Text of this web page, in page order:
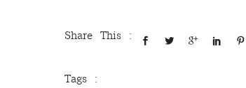
Share This :
Tags :